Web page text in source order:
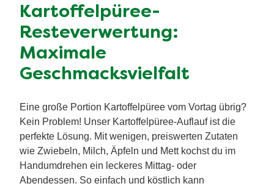
Kartoffelpüree-
Resteverwertung:
Maximale
Geschmacksvielfalt
Eine große Portion Kartoffelpüree vom Vortag übrig?
Kein Problem! Unser Kartoffelpüree-Auflauf ist die
perfekte Lösung. Mit wenigen, preiswerten Zutaten
wie Zwiebeln, Milch, Äpfeln und Mett kochst du im
Handumdrehen ein leckeres Mittag- oder
Abendessen. So einfach und köstlich kann